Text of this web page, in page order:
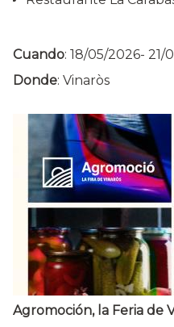
Cuando: 18/05/2026- 21/
Donde: Vinaròs
Agromoción, la Feria de